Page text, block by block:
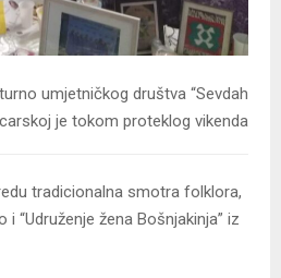
umjetničkog društva “Sevdah
je tokom proteklog vikenda
tradicionalna smotra folklora,
“Udruženje žena Bošnjakinja” iz